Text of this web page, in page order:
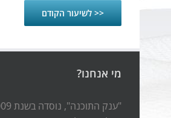
<< לשיעור הקודם
מי אנחנו?